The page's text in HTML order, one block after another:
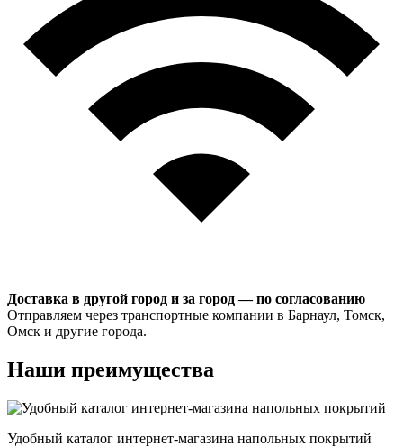
Доставка в другой город и за город — по согласованию
Отправляем через транспортные компании в Барнаул, Томск,
Омск и другие города.
Наши преимущества
Удобный каталог интернет-магазина напольных покрытий